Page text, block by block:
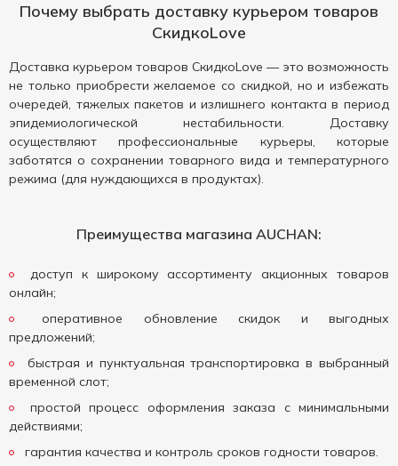
Почему выбрать доставку курьером товаров
СкидкоLove
Доставка курьером товаров СкидкоLove — это возможность
не только приобрести желаемое со скидкой, но и избежать
очередей, тяжелых пакетов и излишнего контакта в период
эпидемиологической нестабильности. Доставку
осуществляют профессиональные курьеры, которые
заботятся о сохранении товарного вида и температурного
режима (для нуждающихся в продуктах).
Преимущества магазина AUCHAN:
доступ к широкому ассортименту акционных товаров
онлайн;
оперативное обновление скидок и выгодных
предложений;
быстрая и пунктуальная транспортировка в выбранный
временной слот;
простой процесс оформления заказа с минимальными
действиями;
гарантия качества и контроль сроков годности товаров.